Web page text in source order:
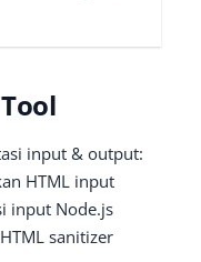
input & output:
HTML input
input Node.js
sanitizer